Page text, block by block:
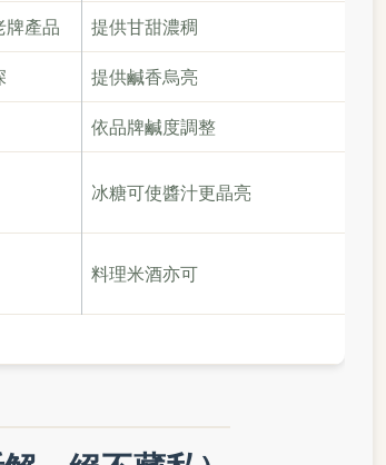
牌產品 提供甘甜濃稠
提供鹹香烏亮
依品牌鹹度調整
冰糖可使醬汁更晶亮
料理米酒亦可